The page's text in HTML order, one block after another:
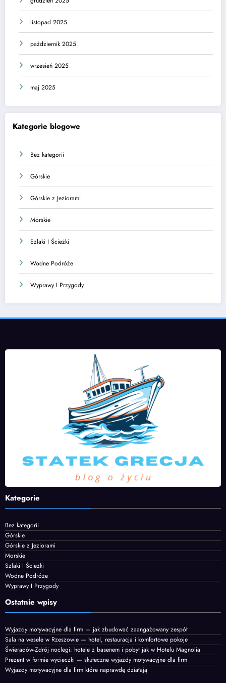
listopad 2025
październik 2025
wrzesień 2025
maj 2025
Kategorie blogowe
Bez kategorii
Górskie
Górskie z Jeziorami
Morskie
Szlaki I Ścieżki
Wodne Podróże
Wyprawy I Przygody
Kategorie
Bez kategorii
Górskie
Górskie z Jeziorami
Morskie
Szlaki I Ścieżki
Wodne Podróże
Wyprawy I Przygody
Ostatnie wpisy
Wyjazdy motywacyjne dla firm — jak zbudować zaangażowany zespół
Sala na wesele w Rzeszowie — hotel, restauracja i komfortowe pokoje
Świeradów-Zdrój noclegi: hotele z basenem i pobyt jak w Hotelu Magnolia
Prezent w formie wycieczki — skuteczne wyjazdy motywacyjne dla firm
Wyjazdy motywacyjne dla firm które naprawdę działają